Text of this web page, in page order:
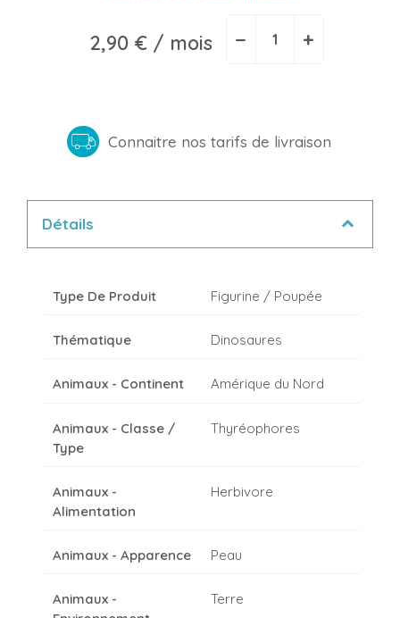
2,90 €/ mois − +
Connaitre nos tarifs de livraison
Détails
Type De Produit Figurine / Poupée
Thématique Dinosaures
Animaux - Continent Amérique du Nord
Animaux - Classe /
Type
Thyréophores
Animaux -
Alimentation
Herbivore
Animaux - Apparence Peau
Animaux -
Terre